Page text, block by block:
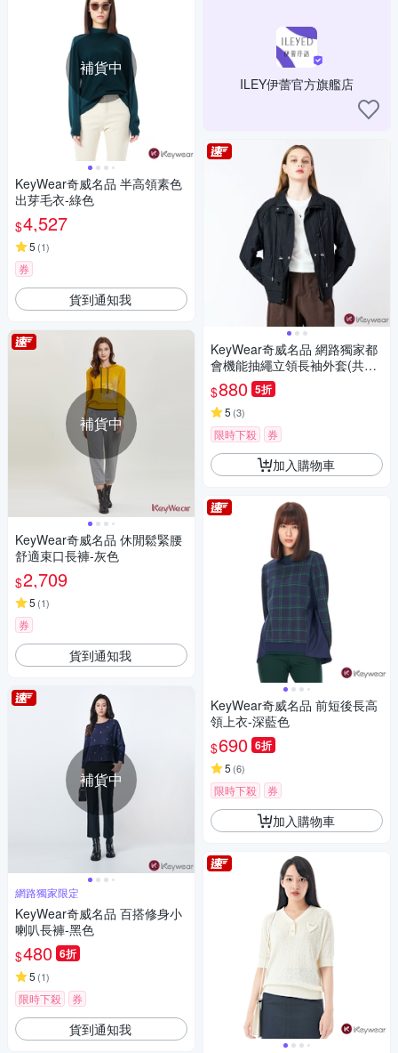
補貨中
KeyWear奇威名品 半高領素色
出芽毛衣-綠色
$4,527
5 (1)
券
貨到通知我
補貨中
KeyWear奇威名品 休閒鬆緊腰
舒適束口長褲-灰色
$2,709
5 (1)
券
貨到通知我
補貨中
網路獨家限定
KeyWear奇威名品 百搭修身小
喇叭長褲-黑色
$480 6折
5 (1)
限時下殺 券
貨到通知我
ILEY伊蕾官方旗艦店
KeyWear奇威名品 網路獨家都
會機能抽繩立領長袖外套(共3
色)-黑色
$880 5折
5 (3)
限時下殺 券
加入購物車
KeyWear奇威名品 前短後長高
領上衣-深藍色
$690 6折
5 (6)
限時下殺 券
加入購物車